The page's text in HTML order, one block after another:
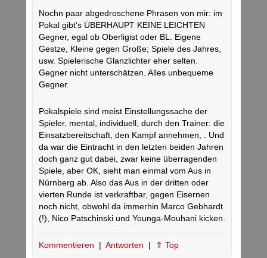
Nochn paar abgedroschene Phrasen von mir: im
Pokal gibt’s ÜBERHAUPT KEINE LEICHTEN
Gegner, egal ob Oberligist oder BL. Eigene
Gestze, Kleine gegen Große; Spiele des Jahres,
usw. Spielerische Glanzlichter eher selten.
Gegner nicht unterschätzen. Alles unbequeme
Gegner.
Pokalspiele sind meist Einstellungssache der
Spieler, mental, individuell, durch den Trainer: die
Einsatzbereitschaft, den Kampf annehmen, . Und
da war die Eintracht in den letzten beiden Jahren
doch ganz gut dabei, zwar keine überragenden
Spiele, aber OK, sieht man einmal vom Aus in
Nürnberg ab. Also das Aus in der dritten oder
vierten Runde ist verkraftbar, gegen Eisernen
noch nicht, obwohl da immerhin Marco Gebhardt
(!), Nico Patschinski und Younga-Mouhani kicken.
Kommentieren | Antworten | ⇑ Top